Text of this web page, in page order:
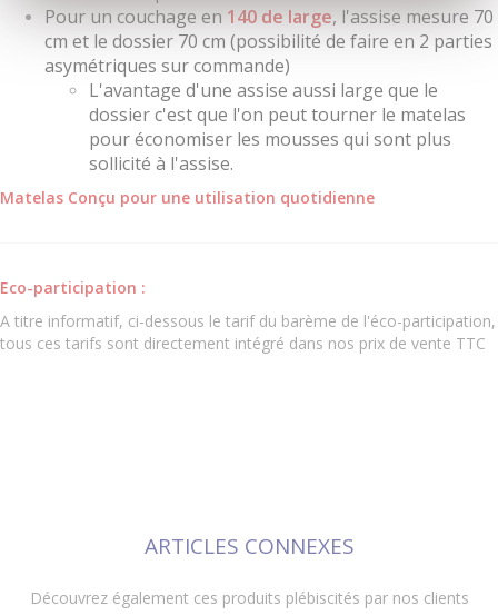
Pour un couchage en 140 de large, l'assise mesure 70
cm et le dossier 70 cm (possibilité de faire en 2 parties
asymétriques sur commande)
L'avantage d'une assise aussi large que le
dossier c'est que l'on peut tourner le matelas
pour économiser les mousses qui sont plus
sollicité à l'assise.
Matelas Conçu pour une utilisation quotidienne
Eco-participation :
A titre informatif, ci-dessous le tarif du barème de l'éco-participation,
tous ces tarifs sont directement intégré dans nos prix de vente TTC
ARTICLES CONNEXES
Découvrez également ces produits plébiscités par nos clients